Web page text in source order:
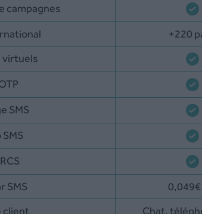
campagnes
+220
virtuels
SMS
SMS
client
Chat,